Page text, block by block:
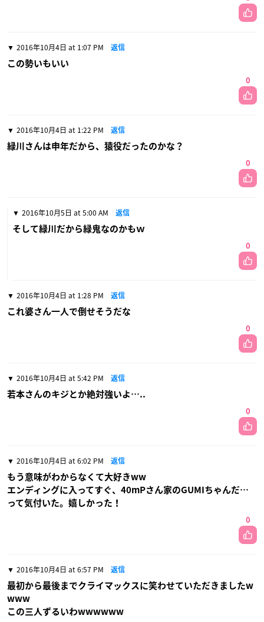
2016年10月4日 at 1:07 PM 返信
この勢いもいい
0
2016年10月4日 at 1:22 PM 返信
緑川さんは申年だから、猿役だったのかな？
0
2016年10月5日 at 5:00 AM 返信
そして緑川だから緑鬼なのかもｗ
0
2016年10月4日 at 1:28 PM 返信
これ婆さん一人で倒せそうだな
0
2016年10月4日 at 5:42 PM 返信
若本さんのキジとか絶対強いよ…..
0
2016年10月4日 at 6:02 PM 返信
もう意味がわからなくて大好きww
エンディングに入ってすぐ、40mPさん家のGUMIちゃんだ…
って気付いた。嬉しかった！
0
2016年10月4日 at 6:57 PM 返信
最初から最後までクライマックスに笑わせていただきましたw
www
この三人ずるいわwwwwww